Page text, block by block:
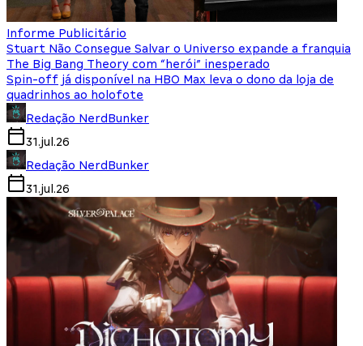
Informe Publicitário
Stuart Não Consegue Salvar o Universo expande a franquia
The Big Bang Theory com “herói” inesperado
Spin-off já disponível na HBO Max leva o dono da loja de
quadrinhos ao holofote
Redação NerdBunker
31.jul.26
Redação NerdBunker
31.jul.26